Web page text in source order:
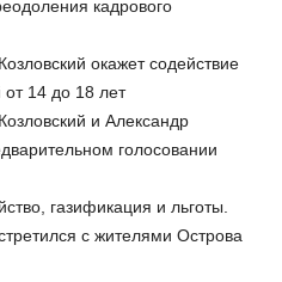
кадрового
окажет содействие
от 14 до 18 лет
и Александр
голосовании
газификация и льготы.
с жителями Острова